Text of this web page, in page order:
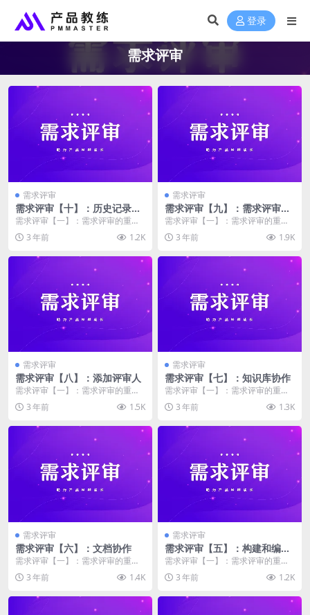
登录
需求评审
需求评审
需求评审【十】：历史记录和
评审版本
需求评审【一】：需求评审的重要
性 需求评审【二】：需求评审存在
的问题 需求评审【...
3 年前 1.2K
需求评审
需求评审【九】：需求评审发
起和反馈
需求评审【一】：需求评审的重要
性 需求评审【二】：需求评审存在
的问题 需求评审【...
3 年前 1.9K
需求评审
需求评审【八】：添加评审人
需求评审【一】：需求评审的重要
性 需求评审【二】：需求评审存在
的问题 需求评审【...
3 年前 1.5K
需求评审
需求评审【七】：知识库协作
需求评审【一】：需求评审的重要
性 需求评审【二】：需求评审存在
的问题 需求评审【...
3 年前 1.3K
需求评审
需求评审【六】：文档协作
需求评审【一】：需求评审的重要
性 需求评审【二】：需求评审存在
的问题 需求评审【...
3 年前 1.4K
需求评审
需求评审【五】：构建和编写
需求文档
需求评审【一】：需求评审的重要
性 需求评审【二】：需求评审存在
的问题 需求评审【...
3 年前 1.2K